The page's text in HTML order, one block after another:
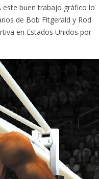
este buen trabajo gráfico lo
de Bob Fitgerald y Rod
en Estados Unidos por